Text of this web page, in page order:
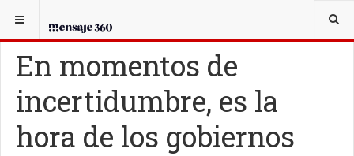
USTED ESTÁ AQUÍ:
En momentos de
incertidumbre, es la
hora de los gobiernos